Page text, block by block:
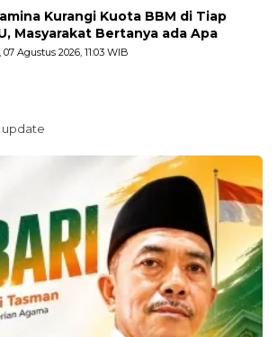
Kurangi Kuota BBM di Tiap
Masyarakat Bertanya ada Apa
Agustus 2026, 11:03 WIB
update